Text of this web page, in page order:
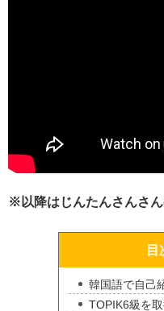
※以降はじんたんさんさん
目
韓国語で自己
TOPIK6級を